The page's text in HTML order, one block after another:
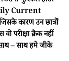
Current
कारण उन छात्रों
परीक्षा क्रैक नहीं
– साथ हमे जीके